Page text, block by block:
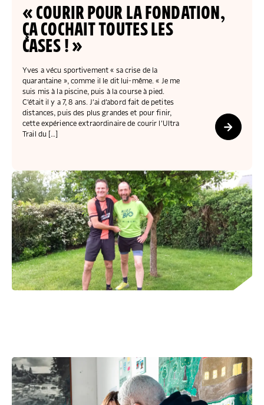
NOS AMIS, PARRAINS ET MARRAINES
NOS FONDATIONS ABRITÉES
NOS ÉVÉNEMENTS
NOUS REJOINDRE
ACCUEILLIR, ACCOMPAGNER, LOGER
SOUTENIR L’ENGAGEMENT DES HABITANTS
DÉFENDRE L’ACCÈS AUX DROITS
DONNER LES MOYENS D’AGIR
RAPPORTS SUR L’ÉTAT DU MAL-LOGEMENT
S’ENGAGER AUTREMENT
FAIRE UN DON IFI
PARTENARIATS ENTREPRISES
RÉDUCTIONS FISCALES
« COURIR POUR LA FONDATION,
ÇA COCHAIT TOUTES LES
CASES ! »
Yves a vécu sportivement « sa crise de la
quarantaine », comme il le dit lui-même. « Je me
suis mis à la piscine, puis à la course à pied.
C’était il y a 7, 8 ans. J’ai d’abord fait de petites
distances, puis des plus grandes et pour finir,
cette expérience extraordinaire de courir l’Ultra
Trail du […]